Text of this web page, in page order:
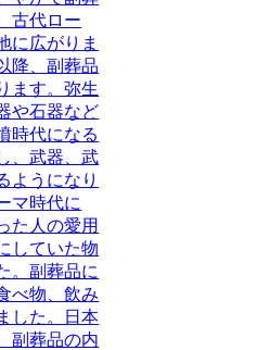
古代ロー
に広がりま
降、副葬品
ます。弥生
や石器など
時代になる
、武器、武
ようになり
マ時代に
た人の愛用
していた物
。副葬品に
べ物、飲み
した。日本
副葬品の内